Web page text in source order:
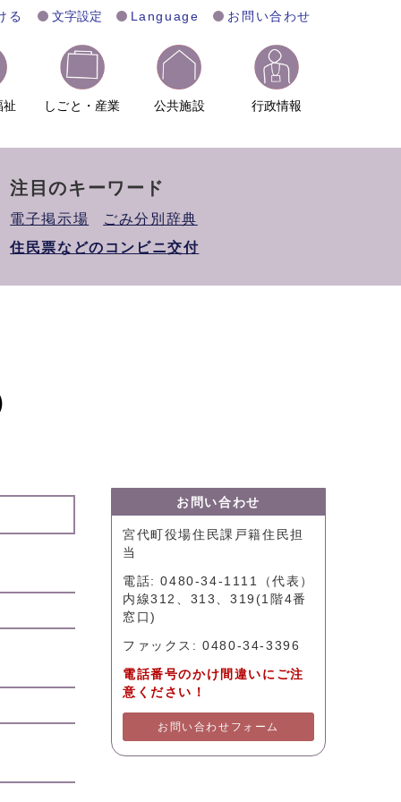
る 文字設定 Language お問い合わせ
祉 しごと・産業 公共施設 行政情報
注目のキーワード
電子掲示場
ごみ分別辞典
住民票などのコンビニ交付
お問い合わせ
宮代町役場住民課戸籍住民担
当
電話: 0480-34-1111（代表）
内線312、313、319(1階4番
窓口)
ファックス: 0480-34-3396
電話番号のかけ間違いにご注
意ください！
お問い合わせフォーム